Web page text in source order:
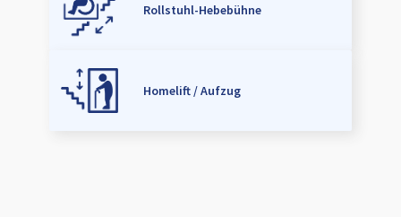
Rollstuhl-Hebebühne
Homelift / Aufzug